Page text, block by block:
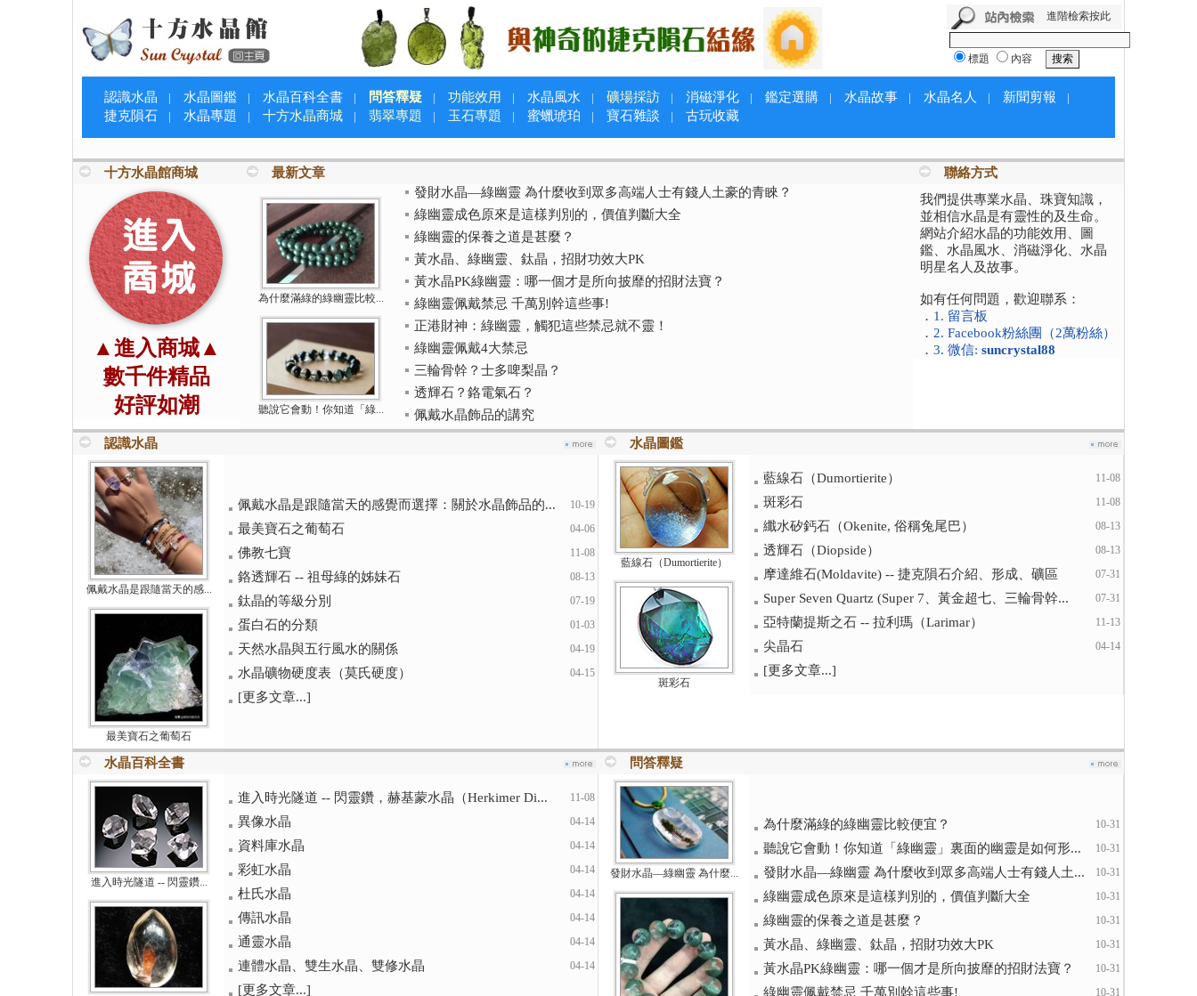
進階檢索按此
標題 內容
認識水晶 | 水晶圖鑑 | 水晶百科全書 | 問答釋疑 | 功能效用 | 水晶風水 | 礦場採訪 | 消磁淨化 | 鑑定選購 | 水晶故事 | 水晶名人 | 新聞剪報 |
捷克隕石 | 水晶專題 | 十方水晶商城 | 翡翠專題 | 玉石專題 | 蜜蠟琥珀 | 寶石雜談 | 古玩收藏
十方水晶館商城
▲進入商城▲
數千件精品
好評如潮
最新文章
為什麼滿綠的綠幽靈比較...
聽說它會動！你知道「綠...
發財水晶—綠幽靈 為什麼收到眾多高端人士有錢人土豪的青睞？
綠幽靈成色原來是這樣判別的，價值判斷大全
綠幽靈的保養之道是甚麼？
黃水晶、綠幽靈、鈦晶，招財功效大PK
黃水晶PK綠幽靈：哪一個才是所向披靡的招財法寶？
綠幽靈佩戴禁忌 千萬別幹這些事!
正港財神：綠幽靈，觸犯這些禁忌就不靈！
綠幽靈佩戴4大禁忌
三輪骨幹？士多啤梨晶？
透輝石？鉻電氣石？
佩戴水晶飾品的講究
聯絡方式
我們提供專業水晶、珠寶知識，
並相信水晶是有靈性的及生命。
網站介紹水晶的功能效用、圖
鑑、水晶風水、消磁淨化、水晶
明星名人及故事。
如有任何問題，歡迎聯系：
． 1. 留言板
． 2. Facebook粉絲團（2萬粉絲）
． 3. 微信: suncrystal88
認識水晶
佩戴水晶是跟隨當天的感...
最美寶石之葡萄石
佩戴水晶是跟隨當天的感覺而選擇：關於水晶飾品的... 10-19
最美寶石之葡萄石 04-06
佛教七寶 11-08
鉻透輝石 -- 祖母綠的姊妹石 08-13
鈦晶的等級分別 07-19
蛋白石的分類 01-03
天然水晶與五行風水的關係 04-19
水晶礦物硬度表（莫氏硬度） 04-15
[更多文章...]
水晶圖鑑
藍線石（Dumortierite）
斑彩石
藍線石（Dumortierite） 11-08
斑彩石 11-08
纖水矽鈣石（Okenite, 俗稱兔尾巴） 08-13
透輝石（Diopside） 08-13
摩達維石(Moldavite) -- 捷克隕石介紹、形成、礦區 07-31
Super Seven Quartz (Super 7、黃金超七、三輪骨幹... 07-31
亞特蘭提斯之石 -- 拉利瑪（Larimar） 11-13
尖晶石 04-14
[更多文章...]
水晶百科全書
進入時光隧道 -- 閃靈鑽...
進入時光隧道 -- 閃靈鑽，赫基蒙水晶（Herkimer Di... 11-08
異像水晶 04-14
資料庫水晶 04-14
彩虹水晶 04-14
杜氏水晶 04-14
傳訊水晶 04-14
通靈水晶 04-14
連體水晶、雙生水晶、雙修水晶 04-14
[更多文章...]
問答釋疑
發財水晶—綠幽靈 為什麼...
為什麼滿綠的綠幽靈比較便宜？ 10-31
聽說它會動！你知道「綠幽靈」裏面的幽靈是如何形... 10-31
發財水晶—綠幽靈 為什麼收到眾多高端人士有錢人土... 10-31
綠幽靈成色原來是這樣判別的，價值判斷大全 10-31
綠幽靈的保養之道是甚麼？ 10-31
黃水晶、綠幽靈、鈦晶，招財功效大PK 10-31
黃水晶PK綠幽靈：哪一個才是所向披靡的招財法寶？ 10-31
綠幽靈佩戴禁忌 千萬別幹這些事! 10-31